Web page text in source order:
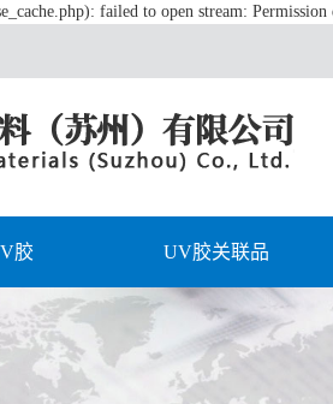
failed to open stream:
胶 UV胶关联品